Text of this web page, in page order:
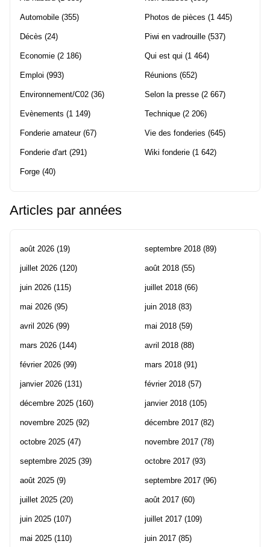
Automobile (355)
Décès (24)
Economie (2 186)
Emploi (993)
Environnement/C02 (36)
Evènements (1 149)
Fonderie amateur(67)
Fonderie d'art (291)
Forge (40)
Photos de pièces (1 445)
Piwi en vadrouille (537)
Qui est qui (1 464)
Réunions (652)
Selon la presse (2 667)
Technique (2 206)
Vie des fonderies (645)
Wiki fonderie (1 642)
Articles par années
août 2026 (19)
juillet 2026 (120)
juin 2026 (115)
mai 2026 (95)
avril 2026 (99)
mars 2026 (144)
février 2026 (99)
janvier 2026 (131)
décembre 2025 (160)
novembre 2025 (92)
octobre 2025 (47)
septembre 2025 (39)
août 2025 (9)
juillet 2025 (20)
juin 2025 (107)
mai 2025 (110)
septembre 2018 (89)
août 2018 (55)
juillet 2018 (66)
juin 2018 (83)
mai 2018 (59)
avril 2018 (88)
mars 2018 (91)
février 2018 (57)
janvier 2018 (105)
décembre 2017 (82)
novembre 2017 (78)
octobre 2017 (93)
septembre 2017 (96)
août 2017 (60)
juillet 2017 (109)
juin 2017 (85)